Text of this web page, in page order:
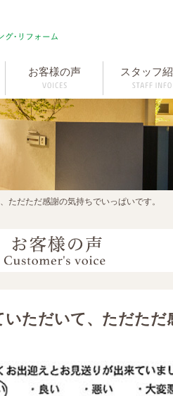
お客様の声 スタッフ
ただただ感謝の気持ちでいっぱいです。
ただいて、ただた